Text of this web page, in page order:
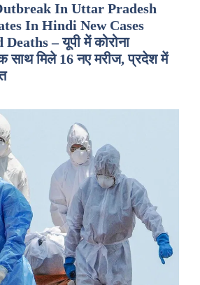
In Uttar Pradesh
In Hindi New Cases
– यूपी में कोरोना
साथ मिले 16 नए मरीज, प्रदेश में